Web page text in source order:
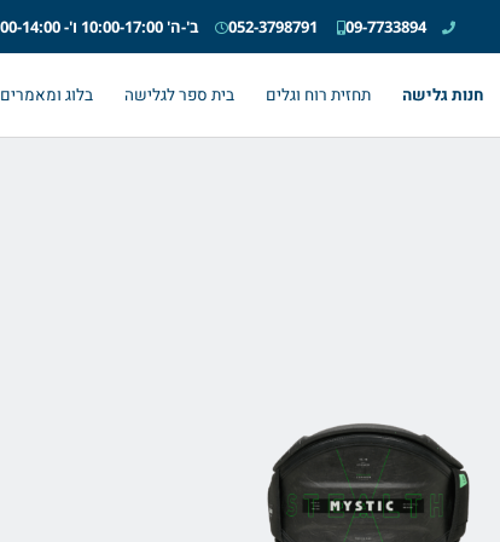
09-7733894
052-3798791 ב'-ה' 10:00-17:00 ו'- 09:00-14:00
חנות גלישה תחזית רוח וגלים בית ספר לגלישה בלוג ומאמרים